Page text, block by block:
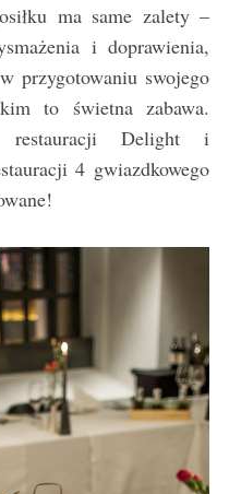
ma same zalety –
i doprawienia,
przygotowaniu swojego
to świetna zabawa.
restauracji Delight i
4 gwiazdkowego